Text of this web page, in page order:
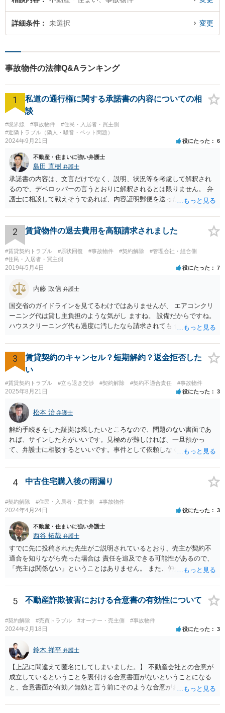
詳細条件 未選択 変更
事故物件の法律Q&Aランキング
1
私道の通行権に関する承諾書の内容についての相
談
#境界線 #事故物件
#住民・入居者・買主側
#近隣トラブル（隣人・騒音・ペット問題）
2024年9月21日 役にたった 6
不動産・住まいに強い弁護士
島田 直樹 弁護士
承諾書の内容は、文言だけでなく、説明、状況等を考慮して解釈され
るので、デベロッパーの言うとおりに解釈されるとは限りません。 弁
護士に相談して戦えそうであれば、内容証明郵便を送ったうえで、デ
2 賃貸物件の退去費用を高額請求されました
#賃貸契約トラブル #原状回復 #事故物件 #契約解除
#管理会社・組合側
#住民・入居者・買主側
2019年5月4日 役にたった 7
内藤 政信 弁護士
国交省のガイドラインを見てるわけではありませんが、 エアコンクリ
ーニング代は貸し主負担のような気がし ますね。 設備だからですね。
ハウスクリーニング代も過度に汚したなら請求されても 仕方ないでし
の借主のための清掃だと思いますね。 ほっといて争ってみたらいいで
しょう。
3
賃貸契約のキャンセル？短期解約？返金拒否した
い
#賃貸契約トラブル #立ち退き交渉 #契約解除 #契約不適合責任 #事故物件
2025年8月21日 役にたった 3
松本 治 弁護士
解約手続きをした証拠は残したいところなので、問題のない書面であ
れば、サインした方がいいです。見極めが難しければ、一旦預かっ
て、弁護士に相談するといいです。事件として依頼しなくても、それ
4 中古住宅購入後の雨漏り
#契約解除 #住民・入居者・買主側 #事故物件
2024年4月24日 役にたった 3
不動産・住まいに強い弁護士
西谷 拓哉 弁護士
すでに先に投稿された先生がご説明されているとおり、売主が契約不
適合を知りながら売った場合は 責任を追及できる可能性があるので、
「売主は関係ない」ということはありません。 また、仲介業者も、当
になれば、買主に対して善管注意義務違反を負う可能性はあります。
契約不適合の責任追及は、専門性の高い分野ですので、個人での対応
の法律事務所に資料を持参して直接ご相談された方がよいです。
5 不動産詐欺被害における合意書の有効性について
#契約解除 #売買トラブル #オーナー・売主側 #事故物件
2024年2月18日 役にたった 3
鈴木 祥平 弁護士
【上記に間違えて匿名にしてしまいました。】 不動産会社との合意が
成立しているということを裏付ける合意書面がないということになる
と、合意書面が有効／無効と言う前にそのような合意がお互いになさ
ーに録音をしている「合意書は渡します。」と言う内容では、直ちに